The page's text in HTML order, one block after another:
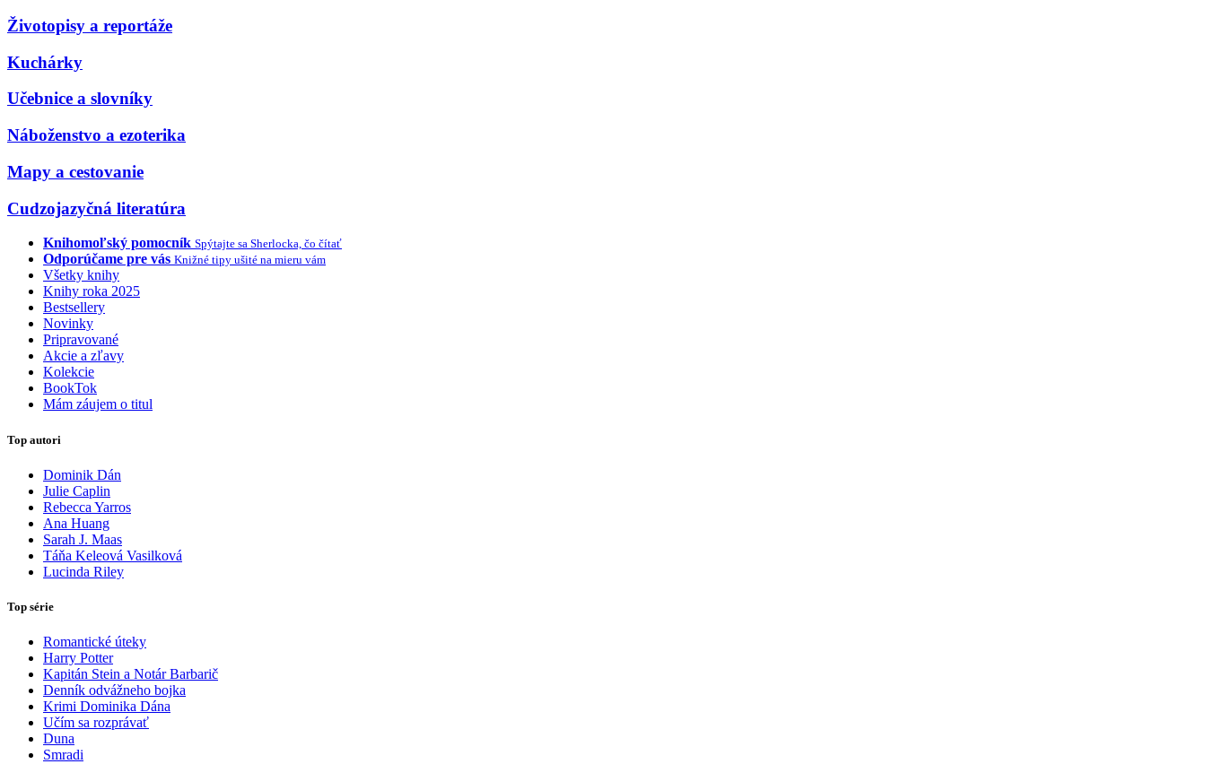
Životopisy a reportáže
Kuchárky
Učebnice a slovníky
Náboženstvo a ezoterika
Mapy a cestovanie
Cudzojazyčná literatúra
Knihomoľský pomocník Spýtajte sa Sherlocka, čo čítať
Odporúčame pre vás Knižné tipy ušité na mieru vám
Všetky knihy
Knihy roka 2025
Bestsellery
Novinky
Pripravované
Akcie a zľavy
Kolekcie
BookTok
Mám záujem o titul
Top autori
Dominik Dán
Julie Caplin
Rebecca Yarros
Ana Huang
Sarah J. Maas
Táňa Keleová Vasilková
Lucinda Riley
Top série
Romantické úteky
Harry Potter
Kapitán Stein a Notár Barbarič
Denník odvážneho bojka
Krimi Dominika Dána
Učím sa rozprávať
Duna
Smradi